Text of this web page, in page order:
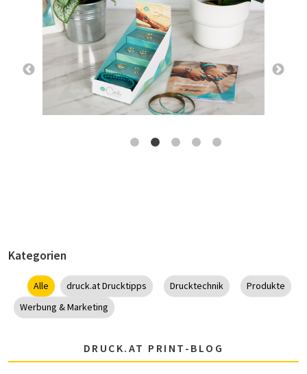
Kategorien
Alle druck.at Drucktipps Drucktechnik
Produkte
Werbung & Marketing
DRUCK.AT PRINT-BLOG